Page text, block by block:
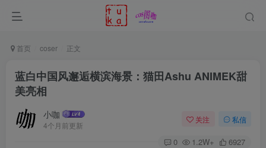
首页 coser 正文
蓝白中国风邂逅横滨海景：猫田Ashu ANIMEK甜
美亮相
小咖
4个月前更新
关注 私信
0 1.2W+ 6927